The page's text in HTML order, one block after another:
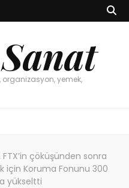
organizasyon, yemek,
çöküşünden sonra
için Koruma Fonunu 300
yükseltti